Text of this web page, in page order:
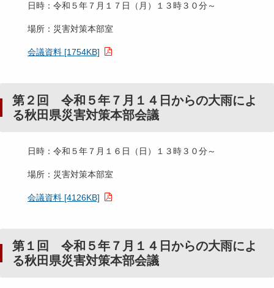
日時：令和５年７月１７日（月）１３時３０分～
場所：災害対策本部室
会議資料 [1754KB]
第２回 令和５年７月１４日からの大雨によ
る秋田県災害対策本部会議
日時：令和５年７月１６日（日）１３時３０分～
場所：災害対策本部室
会議資料 [4126KB]
第１回 令和５年７月１４日からの大雨によ
る秋田県災害対策本部会議